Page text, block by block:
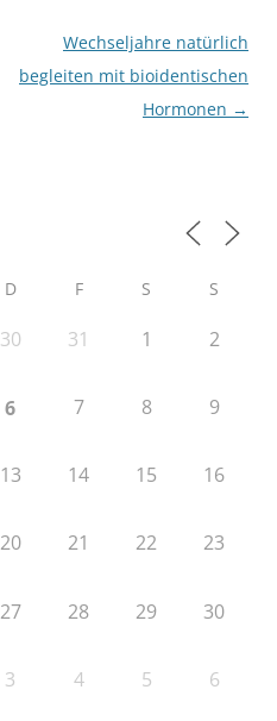
Wechseljahre natürlich
begleiten mit bioidentischen
Hormonen →
D F S S
30 31 1 2
6 7 8 9
13 14 15 16
20 21 22 23
27 28 29 30
3 4 5 6